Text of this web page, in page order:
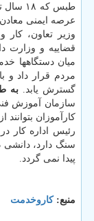
طبس که ۱۸ سال تجربه حضور در
عرصه ایمنی معادن
وزیر تعاون، کار
قضاییه و وزارت
میان دستگاهها
مردم قرار داد و
گسترش یابد. به
سازمان آموزش
کارآموزان
سنگ دارد، دانشی
پیدا نمی گردد.
منبع:كاروخدمت